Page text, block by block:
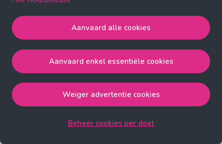
Aanvaard alle cookiesgaat akkoord met de strict
noodzakelijke, analytische, functionele en advertentie
cookies.
de strict noodzakelijke cookies.
Weiger advertentie cookiesgaat akkoord met de strict
Aanvaard alle cookies
Aanvaard enkel essentiële cookies
Weiger advertentie cookies
Beheer cookies per doel